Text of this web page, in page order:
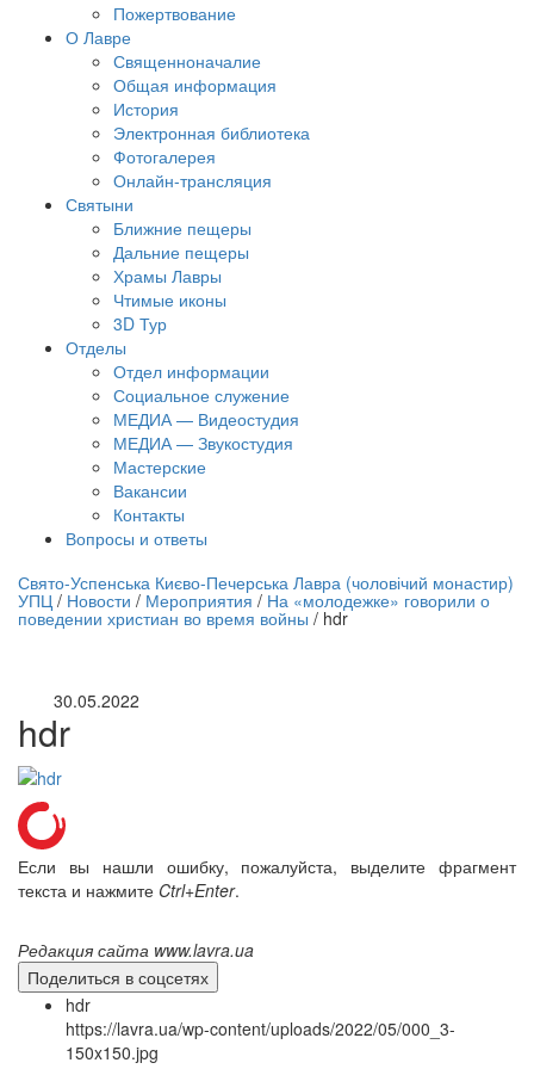
Пожертвование
О Лавре
Священноначалие
Общая информация
История
Электронная библиотека
Фотогалерея
Онлайн-трансляция
Святыни
Ближние пещеры
Дальние пещеры
Храмы Лавры
Чтимые иконы
3D Тур
Отделы
Отдел информации
Социальное служение
МЕДИА — Видеостудия
МЕДИА — Звукостудия
Мастерские
Вакансии
Контакты
Вопросы и ответы
трансляция | 12 сентября
трансляции
Свято-Успенська Києво-Печерська Лавра (чоловічий монастир)
УПЦ / Новости / Мероприятия / На «молодежке» говорили о
поведении христиан во время войны / hdr
30.05.2022
hdr
Если вы нашли ошибку, пожалуйста, выделите фрагмент
текста и нажмите Ctrl+Enter.
Редакция сайта www.lavra.ua
Поделиться в соцсетях
hdr
https://lavra.ua/wp-content/uploads/2022/05/000_3-
150x150.jpg